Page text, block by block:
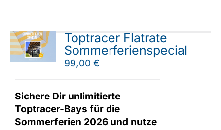
Toptracer Flatrate
Sommerferienspecial
99,00€
Sichere Dir unlimitierte
Toptracer-Bays für die
Sommerferien 2026 und nutze